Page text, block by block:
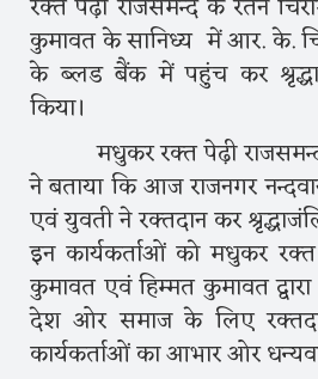
कुमावत के सानिध्य में आर. के.
के ब्लड बैंक में पहुंच कर
किया।
मधुकर रक्त पेढ़ी राजसमन्द
ने बताया कि आज राजनगर
एवं युवती ने रक्तदान कर
इन कार्यकर्ताओं को मधुकर
कुमावत एवं हिम्मत कुमावत द्वारा
देश ओर समाज के लिए
कार्यकर्ताओं का आभार ओर